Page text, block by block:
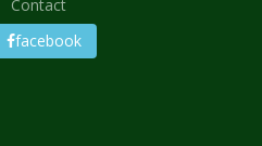
Contact
facebook